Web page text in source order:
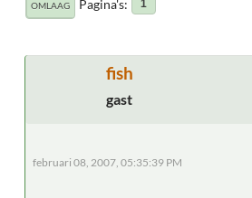
OMLAAG Pagina's 1
fish
gast
februari 08, 2007, 05:35:39 PM